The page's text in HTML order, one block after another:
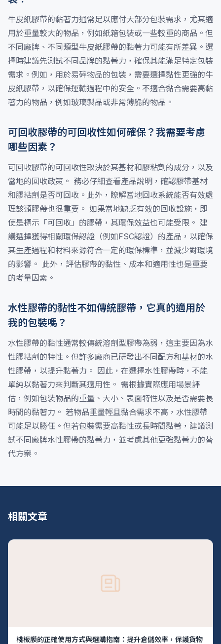
牛皮紙膠帶的黏著力通常足以應付大部分包裝需求，尤其適
用於重量較大的物品，例如紙箱包裝或一些較重的商品。但
不同廠牌、不同類型牛皮紙膠帶的黏著力可能有所差異。選
擇時建議先測試不同品牌的黏著力，確保其能滿足特定包裝
需求。例如，用於易碎物品的包裝，需要選擇黏性更強的牛
皮紙膠帶，以確保運輸過程中的安全。不適合黏合需要高黏
著力的物品，例如玻璃製品或非常薄脆的物品。
可回收膠帶的可回收性如何確保？我需要考慮
哪些因素？
可回收膠帶的可回收性取決於其基材和膠粘劑的成分，以及
當地的回收政策。 務必仔細查看產品說明，確認膠帶基材
和膠粘劑是否可回收。此外，瞭解當地回收系統能否有效處
理該類膠帶也很重要。 如果當地缺乏有效的回收設施，即
使是標示「可回收」的膠帶，其環保效益也可能受限。 建
議選擇獲得相關環保認證（例如FSC認證）的產品，以確保
其生產過程和材料來源符合一定的環保標準，並減少對環境
的影響。 此外，評估膠帶的黏性、成本和適用性也是重要
的考量因素。
水性膠帶的黏性不如傳統膠帶，它真的適用於
我的包裝嗎？
水性膠帶的黏性通常較傳統溶劑型膠帶為弱，這主要因為水
性膠粘劑的特性。但許多廠商已研發出不同配方和基材的水
性膠帶，以提升黏著力。 因此，在選擇水性膠帶時，不能
單純以黏著力來判斷其適用性。 需根據實際應用場景評
估，例如包裝物品的重量、大小、表面特性以及是否需要長
時間的黏著力。 若物品重量輕且黏合需求不高，水性膠帶
可能足以勝任。但若包裝需要高黏性或長時間黏著，建議測
試不同廠牌水性膠帶的黏著力，並考慮其他更強黏著力的替
代方案。
相關文章
棧板膜的正確使用方式與選購指南：提升倉儲效率，保護貨物